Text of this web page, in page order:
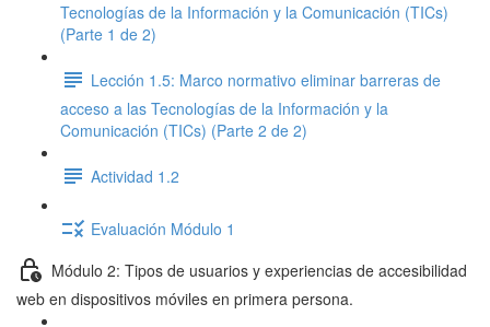
Tecnologías de la Información y la Comunicación (TICs)
(Parte 1 de 2)
Lección 1.5: Marco normativo eliminar barreras de
acceso a las Tecnologías de la Información y la
Comunicación (TICs) (Parte 2 de 2)
Actividad 1.2
Evaluación Módulo 1
Módulo 2: Tipos de usuarios y experiencias de accesibilidad
web en dispositivos móviles en primera persona.